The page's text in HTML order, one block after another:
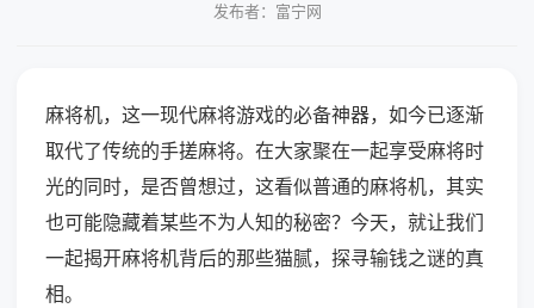
发布者：富宁网
麻将机，这一现代麻将游戏的必备神器，如今已逐渐
取代了传统的手搓麻将。在大家聚在一起享受麻将时
光的同时，是否曾想过，这看似普通的麻将机，其实
也可能隐藏着某些不为人知的秘密？今天，就让我们
一起揭开麻将机背后的那些猫腻，探寻输钱之谜的真
相。